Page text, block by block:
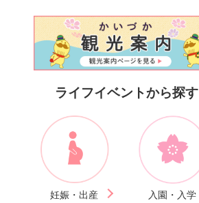
ライフイベントから探す
妊娠・出産 入園・入学